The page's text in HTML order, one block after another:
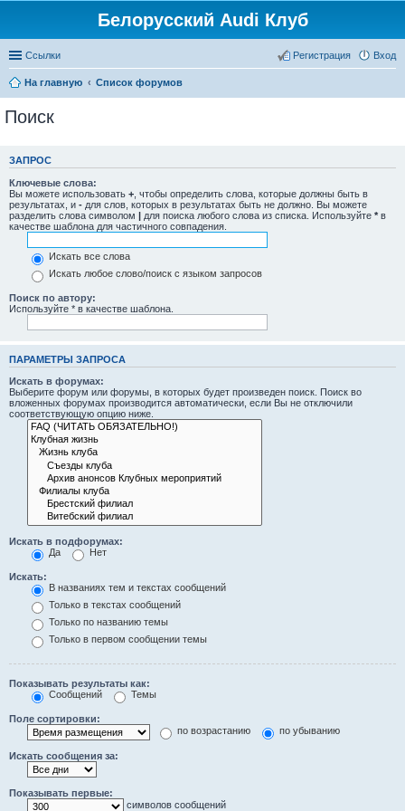
Белорусский Audi Клуб
Ссылки Вход
Регистрация
На главную Список форумов
Поиск
ЗАПРОС
Ключевые слова:
Вы можете использовать + , чтобы определить слова, которые должны быть в
результатах, и - для слов, которых в результатах быть не должно. Вы можете
разделить слова символом | для поиска любого слова из списка. Используйте * в
качестве шаблона для частичного совпадения.
Искать все слова
Искать любое слово/поиск с языком запросов
Поиск по автору:
Используйте * в качестве шаблона.
ПАРАМЕТРЫ ЗАПРОСА
Искать в форумах:
Выберите форум или форумы, в которых будет произведен поиск. Поиск во
вложенных форумах производится автоматически, если Вы не отключили
соответствующую опцию ниже.
Искать в подфорумах:
Да
Нет
Искать:
В названиях тем и текстах сообщений
Только в текстах сообщений
Только по названию темы
Только в первом сообщении темы
Показывать результаты как:
Сообщений
Темы
Поле сортировки:
по возрастанию
по убыванию
Искать сообщения за:
Показывать первые:
символов сообщений